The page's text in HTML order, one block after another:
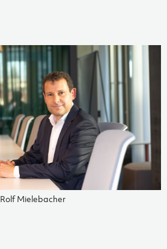
Rolf Mielebacher